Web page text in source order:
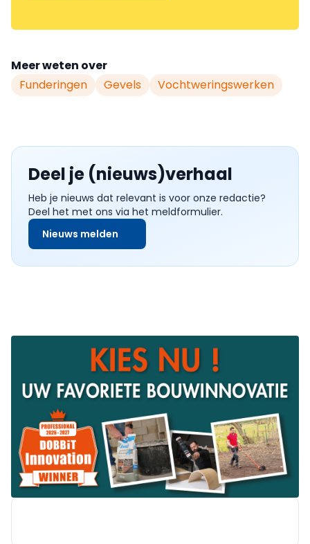
Meer weten over
Funderingen
Gevels Vochtweringswerken
Deel je (nieuws)verhaal
Heb je nieuws dat relevant is voor onze redactie?
Deel het met ons via het meldformulier.
Nieuws melden